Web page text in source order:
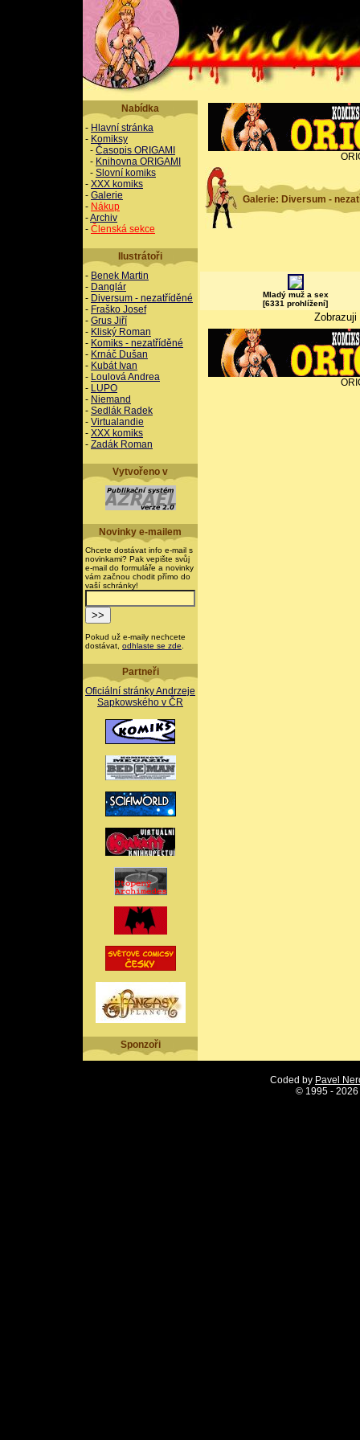
Nabídka
- Hlavní stránka
- Komiksy
- Časopis ORIGAMI
- Knihovna ORIGAMI
- Slovní komiks
- XXX komiks
- Galerie
- Nákup
-Archiv
- Členská sekce
Ilustrátoři
- Benek Martin
- Danglár
- Diversum - nezatříděné
- Fraško Josef
- Grus Jiří
- Kliský Roman
- Komiks - nezatříděné
- Krnáč Dušan
- Kubát Ivan
- Loulová Andrea
- LUPO
- Niemand
- Sedlák Radek
- Virtualandie
- XXX komiks
- Zadák Roman
Vytvořeno v
Novinky e-mailem
Chcete dostávat info e-mail s
novinkami? Pak vepište svůj
e-mail do formuláře a novinky
vám začnou chodit přímo do
vaší schránky!
Pokud už e-maily nechcete
dostávat, odhlaste se zde
Partneři
Oficiální stránky Andrzeje
Sapkowského v ČR
Sponzoři
Galerie: Diversum -
Mladý muž a sex
[6331 prohlížení]
Coded by Pavel
© 1995 -